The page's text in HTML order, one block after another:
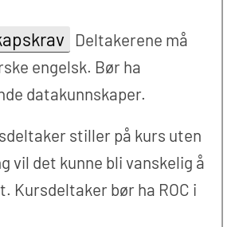
Deltakerene må
engelsk. Bør ha
datakunnskaper.
stiller på kurs uten
vil det kunne bli vanskelig å
Kursdeltaker bør ha ROC i